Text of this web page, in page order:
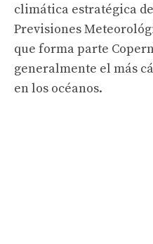
climática estratégica
Previsiones
que forma parte
generalmente el más
en los océanos.